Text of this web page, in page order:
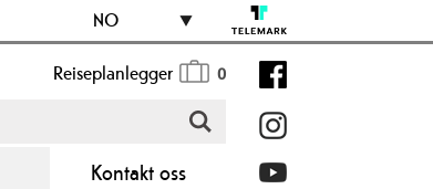
NO
Reiseplanlegger 0
Kontakt oss